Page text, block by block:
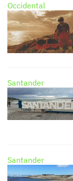
Occidental
Santander
Santander